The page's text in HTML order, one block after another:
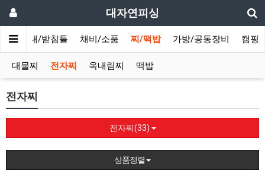
대자연피싱
자/좌대/받침틀 채비/소품 찌/떡밥 가방/공동장비 캠핑
대물찌 전자찌 옥내림찌 떡밥
전자찌
전자찌(33)
상품정렬